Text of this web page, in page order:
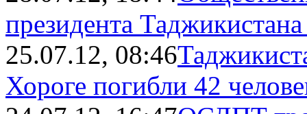
президента
25.07.12, 08:46
Хороге погибли 42